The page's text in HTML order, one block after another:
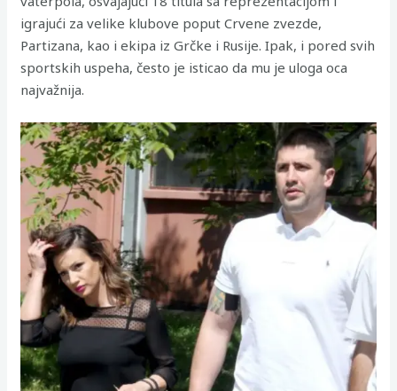
igrajući za velike klubove poput Crvene zvezde,
Partizana, kao i ekipa iz Grčke i Rusije. Ipak, i pored svih
sportskih uspeha, često je isticao da mu je uloga oca
najvažnija.